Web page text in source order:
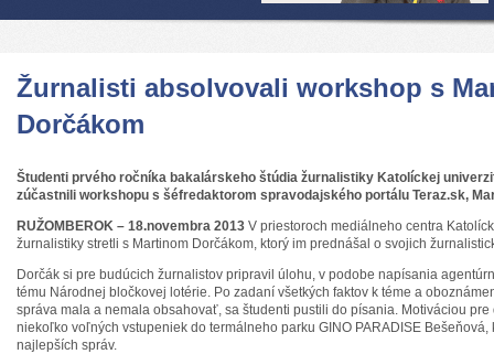
Žurnalisti absolvovali workshop s
Dorčákom
Študenti prvého ročníka bakalárskeho štúdia žurnalistiky Katolíckej
zúčastnili workshopu s šéfredaktorom spravodajského portálu Teraz.sk,
RUŽOMBEROK – 18.novembra 2013 V priestoroch mediálneho centra
žurnalistiky stretli s Martinom Dorčákom, ktorý im prednášal o svojich
Dorčák si pre budúcich žurnalistov pripravil úlohu, v podobe napísania
tému Národnej bločkovej lotérie. Po zadaní všetkých faktov k téme a
správa mala a nemala obsahovať, sa študenti pustili do písania. Motiváciou
niekoľko voľných vstupeniek do termálneho parku GINO PARADISE Bešeňová,
najlepších správ.